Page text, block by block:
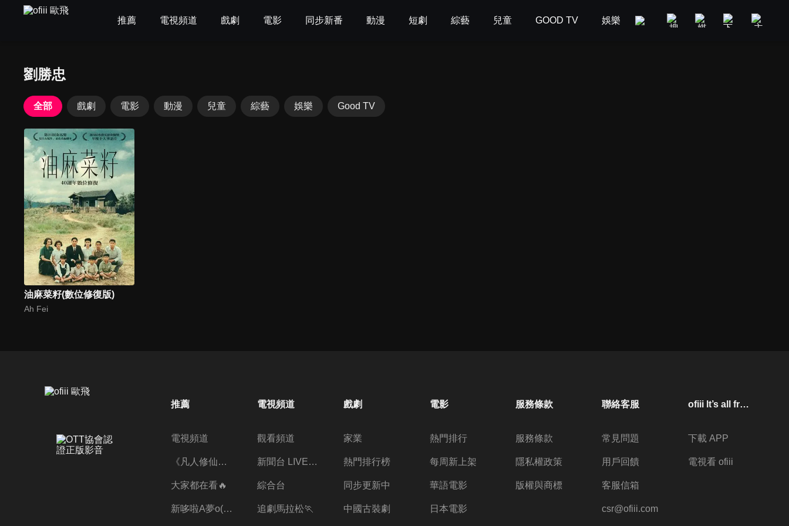
推薦 電視頻道 戲劇 電影 同步新番 動漫 短劇 綜藝 兒童 GOOD TV 娛樂 美食旅遊 新聞政論
劉勝忠
全部 戲劇 電影 動漫 兒童 綜藝 娛樂 Good TV
油麻菜籽(數位修復版)
Ah Fei
推薦
電視頻道
《凡人修仙傳》第五季全新開播✨
大家都在看🔥
新哆啦A夢o((ﾐﾟｴﾟﾐ))o
電視頻道
觀看頻道
新聞台 LIVE 直播
綜合台
追劇馬拉松🏃
戲劇
家業
熱門排行榜
同步更新中
中國古裝劇
電影
熱門排行
每周新上架
華語電影
日本電影
服務條款
服務條款
隱私權政策
版權與商標
聯絡客服
常見問題
用戶回饋
客服信箱
csr@ofiii.com
ofiii lt’s all free
下載 APP
電視看 ofiii